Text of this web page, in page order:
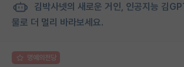
김박사넷의 새로운 거인, 인공지능 김
물로 더 멀리 바라보세요.
명예의전당